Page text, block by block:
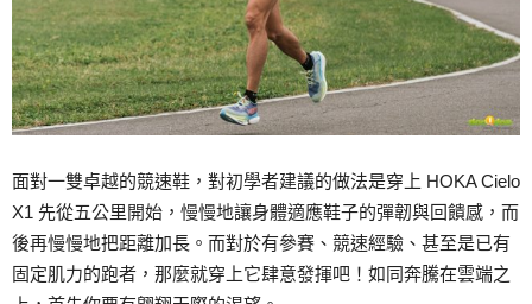
面對一雙卓越的競速鞋，對初學者建議的做法是穿上 HOKA Cielo
X1 先從五公里開始，慢慢地讓身體適應鞋子的彈韌與回饋感，而
後再慢慢地把距離加長。而對於有參賽、競速經驗、甚至是已有
固定肌力的跑者，那麼就穿上它肆意發揮吧！如同奔騰在雲端之